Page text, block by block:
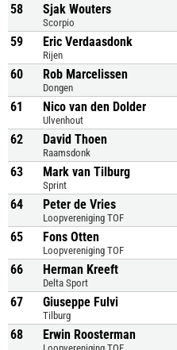
58 Sjak Wouters
Scorpio
59 Eric Verdaasdonk
Rijen
60 Rob Marcelissen
Dongen
61 Nico van den Dolder
Ulvenhout
62 David Thoen
Raamsdonk
63 Mark van Tilburg
Sprint
64 Peter de Vries
Loopvereniging TOF
65 Fons Otten
Loopvereniging TOF
66 Herman Kreeft
Delta Sport
67 Giuseppe Fulvi
Tilburg
68 Erwin Roosterman